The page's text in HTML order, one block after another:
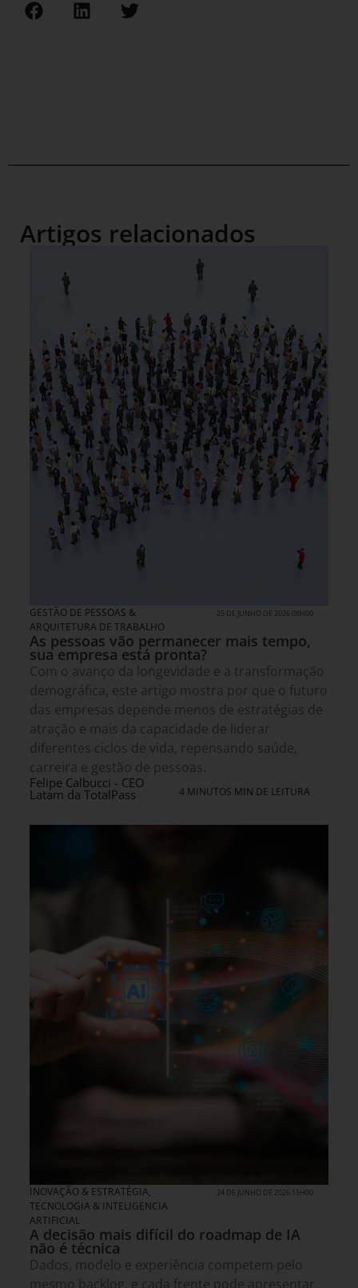
Artigos relacionados
GESTÃO DE PESSOAS &
ARQUITETURA DE TRABALHO
25 DE JUNHO DE 2026 08H00
As pessoas vão permanecer mais tempo,
sua empresa está pronta?
Com o avanço da longevidade e a transformação
demográfica, este artigo mostra por que o futuro
das empresas depende menos de estratégias de
atração e mais da capacidade de liderar
diferentes ciclos de vida, repensando saúde,
carreira e gestão de pessoas.
Felipe Calbucci - CEO
Latam da TotalPass 4 MINUTOS MIN DE LEITURA
INOVAÇÃO & ESTRATÉGIA,
TECNOLOGIA & INTELIGENCIA
ARTIFICIAL
24 DE JUNHO DE 2026 15H00
A decisão mais difícil do roadmap de IA
não é técnica
Dados, modelo e experiência competem pelo
mesmo backlog, e cada frente pode apresentar